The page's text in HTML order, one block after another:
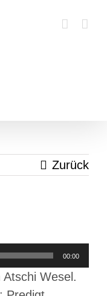
Zurück
00:00
Atschi Wesel.